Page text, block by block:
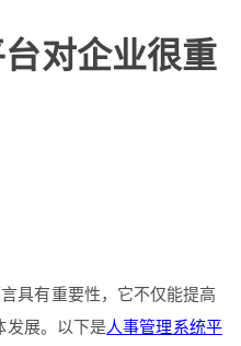
对企业很重
具有重要性，它不仅能提高
发展。以下是人事管理系统平